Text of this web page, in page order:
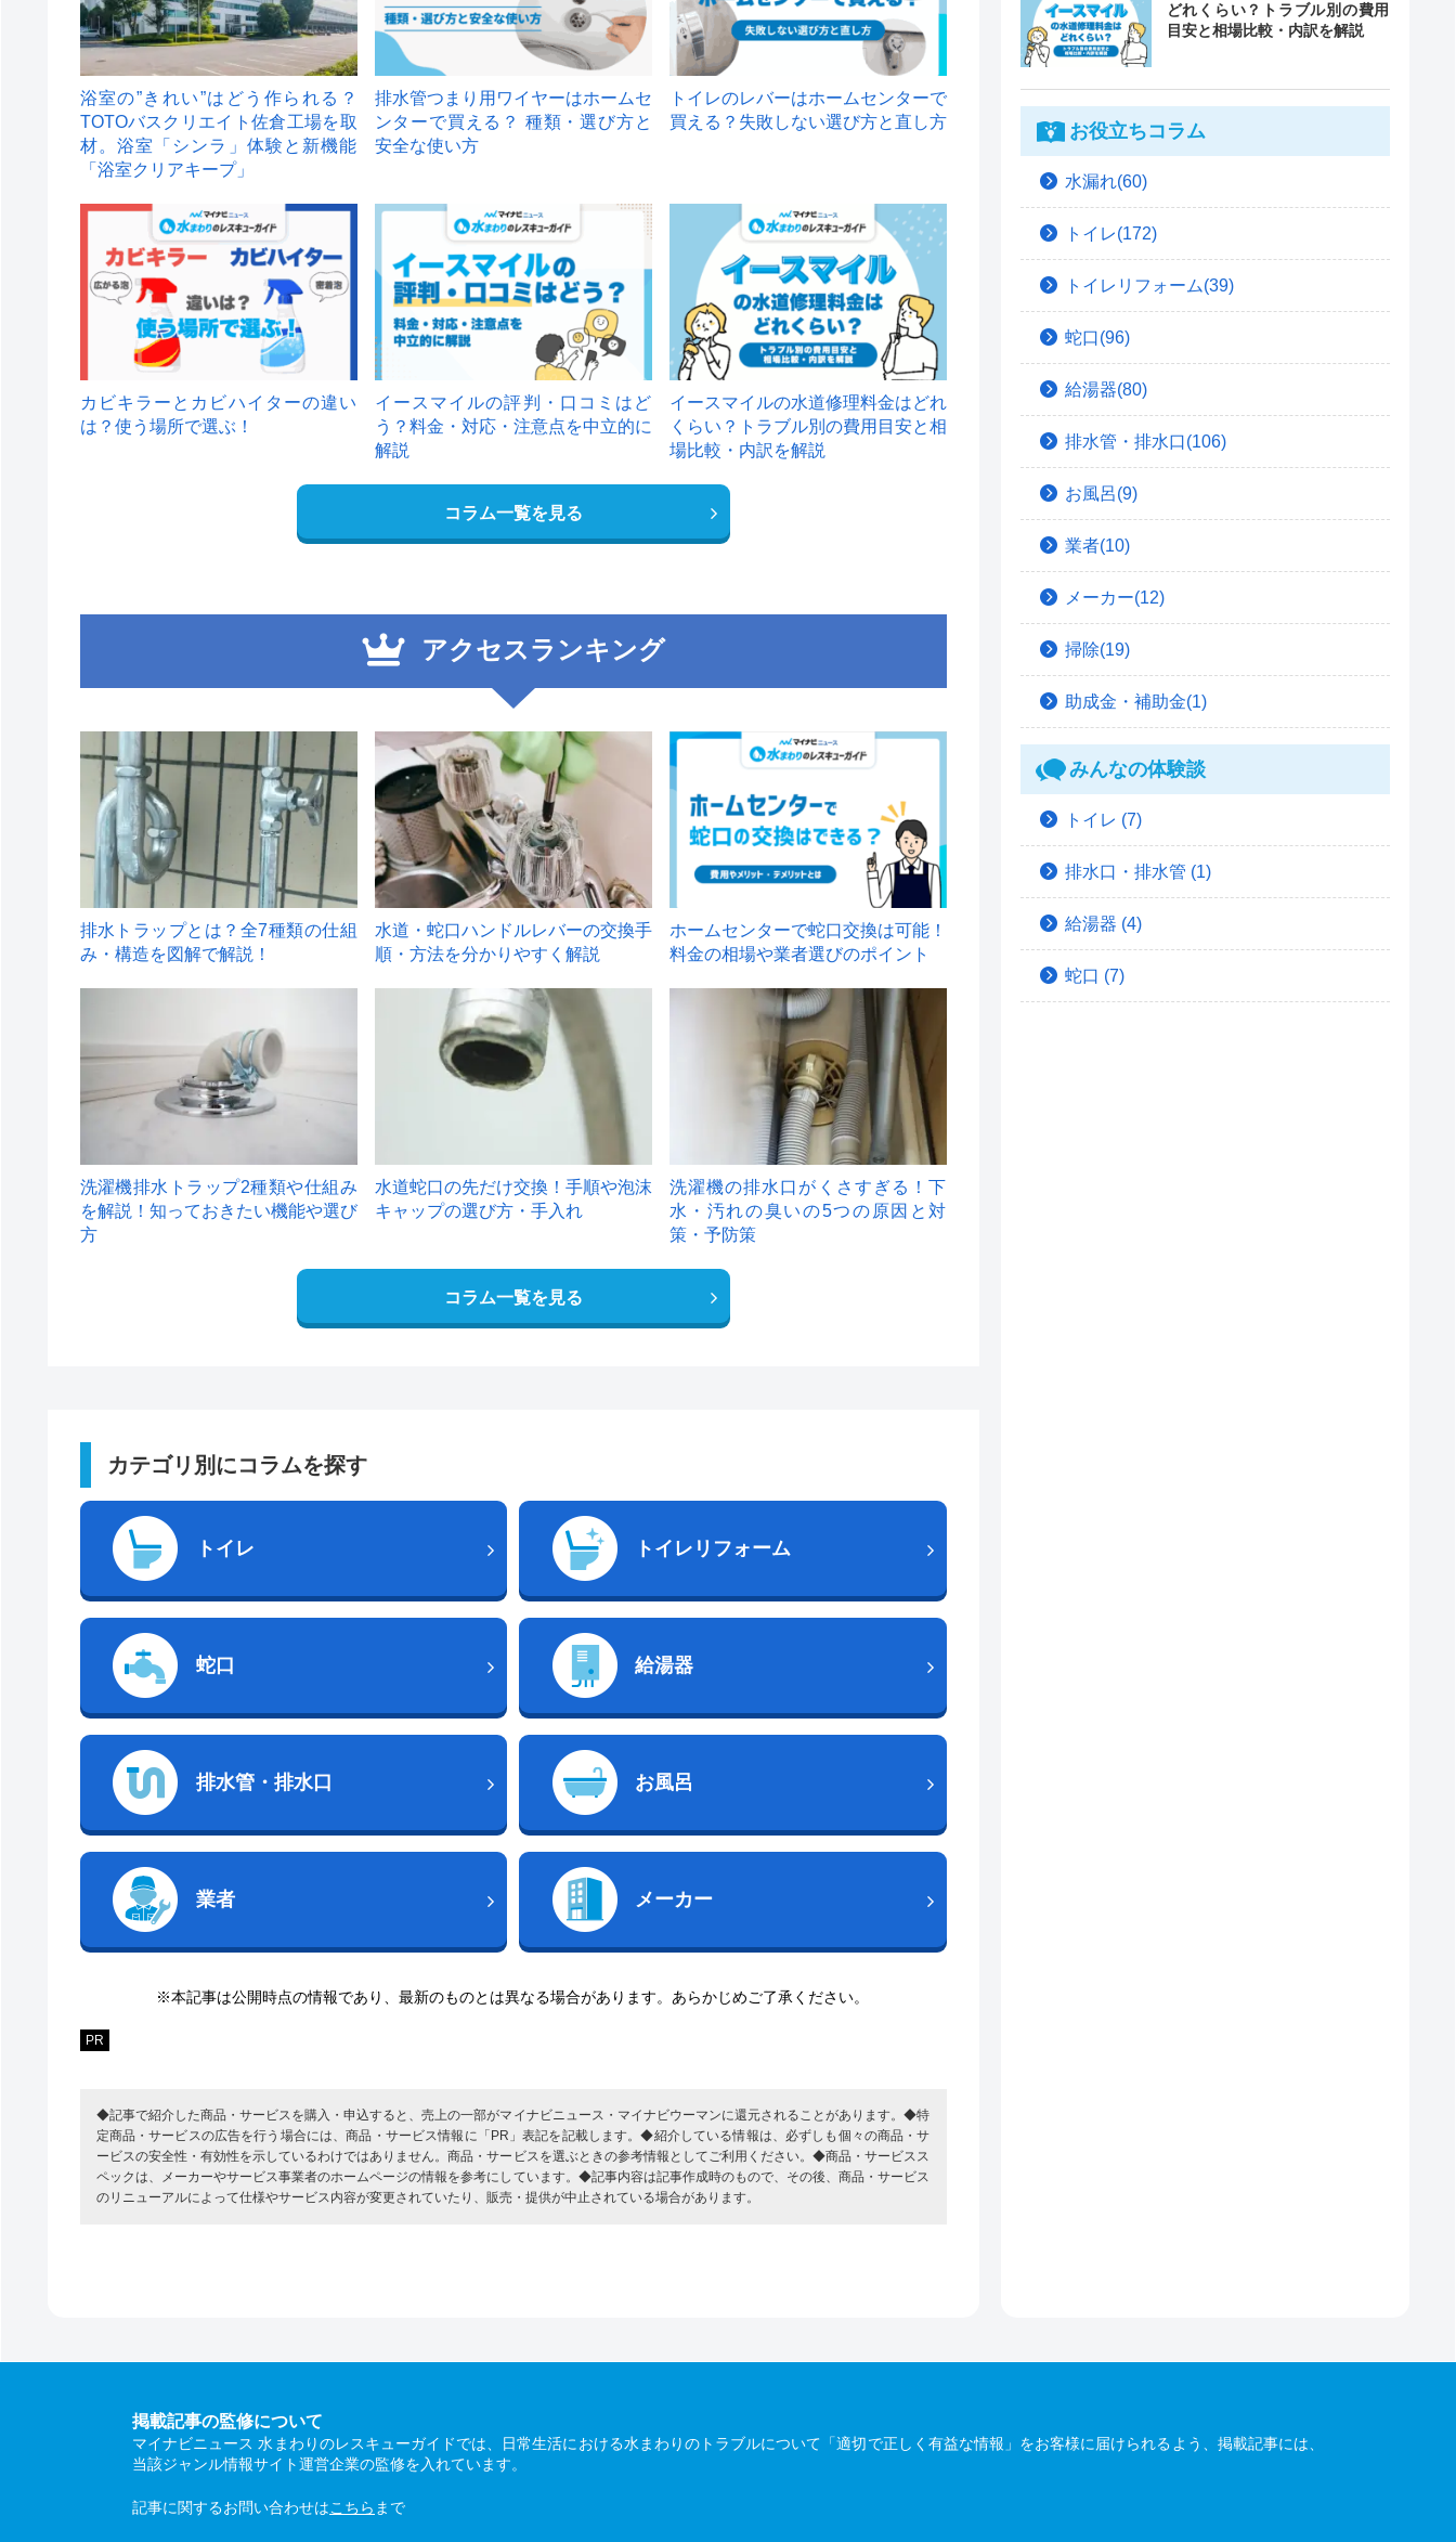
浴室の”きれい”はどう作られる？
TOTOバスクリエイト佐倉工場を取
材。浴室「シンラ」体験と新機能
「浴室クリアキープ」
排水管つまり用ワイヤーはホームセ
ンターで買える？ 種類・選び方と
安全な使い方
トイレのレバーはホームセンターで
買える？失敗しない選び方と直し方
カビキラーとカビハイターの違い
は？使う場所で選ぶ！
イースマイルの評判・口コミはど
う？料金・対応・注意点を中立的に
解説
イースマイルの水道修理料金はどれ
くらい？トラブル別の費用目安と相
場比較・内訳を解説
コラム一覧を見る
アクセスランキング
1
排水トラップとは？全7種類の仕組
み・構造を図解で解説！
2
水道・蛇口ハンドルレバーの交換手
順・方法を分かりやすく解説
ホームセンターで蛇口交換は可能！
料金の相場や業者選びのポイント
洗濯機排水トラップ2種類や仕組み
を解説！知っておきたい機能や選び
方
水道蛇口の先だけ交換！手順や泡沫
キャップの選び方・手入れ
洗濯機の排水口がくさすぎる！下
水・汚れの臭いの5つの原因と対
策・予防策
コラム一覧を見る
カテゴリ別にコラムを探す
トイレ トイレリフォーム
蛇口 給湯器
排水管・排水口 お風呂
業者 メーカー
※本記事は公開時点の情報であり、最新のものとは異なる場合があります。あらかじめご了承ください。
PR
◆記事で紹介した商品・サービスを購入・申込すると、売上の一部がマイナビニュース・マイナビウーマンに還元されることがあります。◆特
定商品・サービスの広告を行う場合には、商品・サービス情報に「PR」表記を記載します。◆紹介している情報は、必ずしも個々の商品・サ
ービスの安全性・有効性を示しているわけではありません。商品・サービスを選ぶときの参考情報としてご利用ください。◆商品・サービスス
ペックは、メーカーやサービス事業者のホームページの情報を参考にしています。◆記事内容は記事作成時のもので、その後、商品・サービス
のリニューアルによって仕様やサービス内容が変更されていたり、販売・提供が中止されている場合があります。
どれくらい？トラブル別の費用
目安と相場比較・内訳を解説
お役立ちコラム
水漏れ(60)
トイレ(172)
トイレリフォーム(39)
蛇口(96)
給湯器(80)
排水管・排水口(106)
お風呂(9)
業者(10)
メーカー(12)
掃除(19)
助成金・補助金(1)
みんなの体験談
トイレ (7)
排水口・排水管 (1)
給湯器 (4)
蛇口 (7)
掲載記事の監修について
マイナビニュース 水まわりのレスキューガイドでは、日常生活における水まわりのトラブルについて「適切で正しく有益な情報」をお客様に届けられるよう、掲載記事には、
当該ジャンル情報サイト運営企業の監修を入れています。
記事に関するお問い合わせはこちら まで